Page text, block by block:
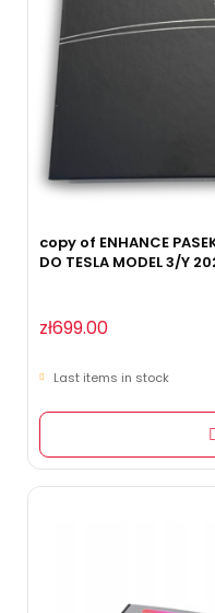
copy of ENHANCE
DO TESLA MODEL 3/Y
zł699.00
Last items in stock